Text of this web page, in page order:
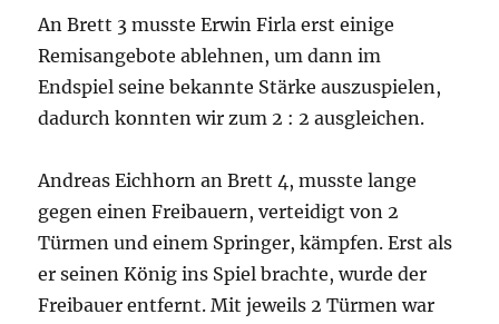
An Brett 3 musste Erwin Firla erst einige
Remisangebote ablehnen, um dann im
Endspiel seine bekannte Stärke auszuspielen,
dadurch konnten wir zum 2 : 2 ausgleichen.
Andreas Eichhorn an Brett 4, musste lange
gegen einen Freibauern, verteidigt von 2
Türmen und einem Springer, kämpfen. Erst als
er seinen König ins Spiel brachte, wurde der
Freibauer entfernt. Mit jeweils 2 Türmen war